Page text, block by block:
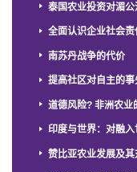
泰国农业投资对湄
全面认识企业社会责
南苏丹战争的代价
提高社区对自主的
道德风险? 非洲农业
印度与世界：对融
赞比亚农业发展及